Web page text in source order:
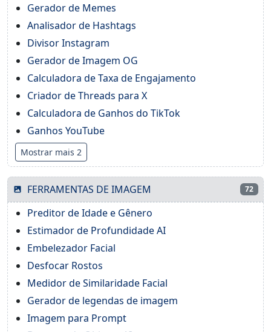
Gerador de Memes
Analisador de Hashtags
Divisor Instagram
Gerador de Imagem OG
Calculadora de Taxa de Engajamento
Criador de Threads para X
Calculadora de Ganhos do TikTok
Ganhos YouTube
Mostrar mais 2
FERRAMENTAS DE IMAGEM 72
Preditor de Idade e Gênero
Estimador de Profundidade AI
Embelezador Facial
Desfocar Rostos
Medidor de Similaridade Facial
Gerador de legendas de imagem
Imagem para Prompt